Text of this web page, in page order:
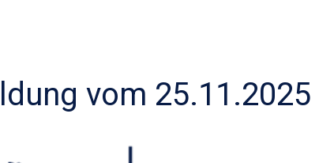
vom 25.11.2025